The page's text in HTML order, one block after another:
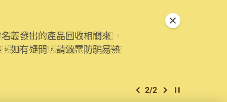
。由2025年11月10日起，
訴、查詢及建議。所有提交
上一個
2/2 下一個開始/暫停幻燈
關閉特別通告